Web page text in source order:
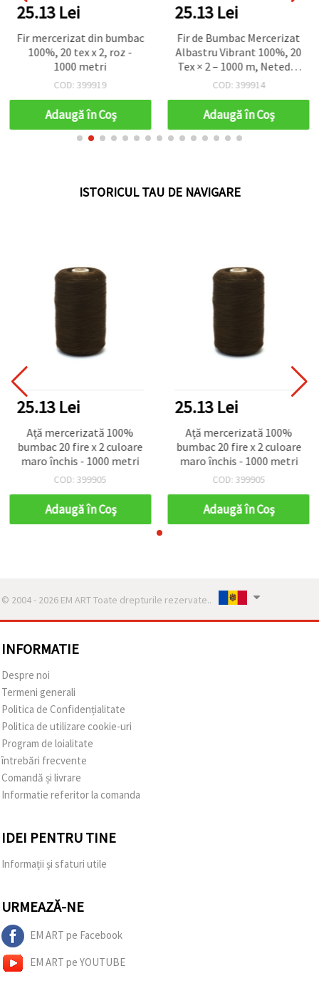
25.13 Lei
Fir mercerizat din bumbac
100%, 20 tex x 2, roz -
1000 metri
COD: 399919
Adaugă în Coş
25.13 Lei
Fir de Bumbac Mercerizat
Albastru Vibrant 100%, 20
Tex × 2 – 1000 m, Neted și
Durabil
COD: 399914
Adaugă în Coş
ISTORICUL TAU DE NAVIGARE
25.13 Lei
Ață mercerizată 100%
bumbac 20 fire x 2 culoare
maro închis - 1000 metri
COD: 399905
Adaugă în Coş
25.13 Lei
Ață mercerizată 100%
bumbac 20 fire x 2 culoare
maro închis - 1000 metri
COD: 399905
Adaugă în Coş
© 2004 - 2026 EM ART Toate drepturile rezervate..
INFORMATIE
Despre noi
Termeni generali
Politica de Confidențialitate
Politica de utilizare cookie-uri
Program de loialitate
întrebări frecvente
Comandă și livrare
Informatie referitor la comanda
IDEI PENTRU TINE
Informații și sfaturi utile
URMEAZĂ-NE
EM ART pe Facebook
EM ART pe YOUTUBE